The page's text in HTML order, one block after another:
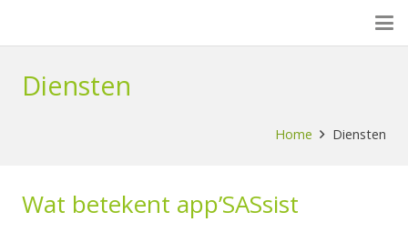
Diensten
Home Diensten
Wat betekent app’SASsist